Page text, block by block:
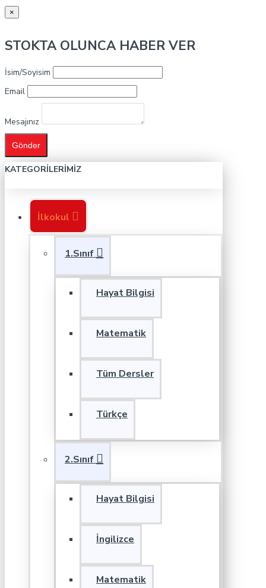
×
STOKTA OLUNCA HABER VER
İsim/Soyisim
Email
Mesajınız
Gönder
KATEGORILERIMIZ
İlkokul
1.Sınıf
Hayat Bilgisi
Matematik
Tüm Dersler
Türkçe
2.Sınıf
Hayat Bilgisi
İngilizce
Matematik